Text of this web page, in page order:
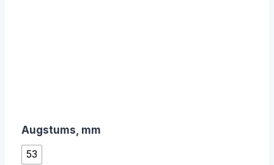
Augstums, mm
53